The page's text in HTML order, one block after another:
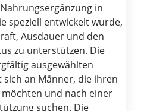
in
speziell entwickelt wurde,
Ausdauer und den
zu unterstützen. Die
ausgewählten
an Männer, die ihren
und nach einer
suchen. Die